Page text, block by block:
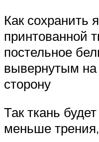
Как сохранить
принтованной
постельное
вывернутым
сторону
Так ткань
меньше